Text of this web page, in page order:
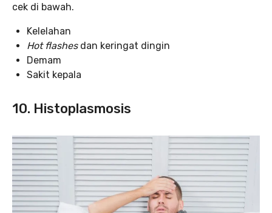
cek di bawah.
Kelelahan
Hot flashesdan keringat dingin
Demam
Sakit kepala
10. Histoplasmosis